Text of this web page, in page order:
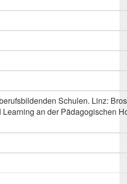
Schulen. Linz:
an der Pädagogischen